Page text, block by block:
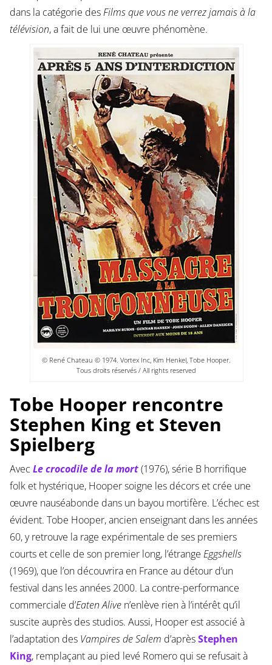
dans la catégorie desFilms que vous ne verrez jamais à la
télévision, a fait de lui une œuvre phénomène.
© René Chateau © 1974. Vortex Inc, Kim Henkel, Tobe Hooper.
Tous droits réservés / All rights reserved
Tobe Hooper rencontre
Stephen King et Steven
Spielberg
Avec Le crocodile de la mort(1976), série B horrifique
folk et hystérique, Hooper soigne les décors et crée une
œuvre nauséabonde dans un bayou mortifère. L’échec est
évident. Tobe Hooper, ancien enseignant dans les années
60, y retrouve la rage expérimentale de ses premiers
courts et celle de son premier long, l’étrange Eggshells
(1969), que l’on découvrira en France au détour d’un
festival dans les années 2000. La contre-performance
commerciale d’Eaten Alive n’enlève rien à l’intérêt qu’il
suscite auprès des studios. Aussi, Hooper est associé à
l’adaptation des Vampires de Salem d’aprèsStephen
King, remplaçant au pied levé Romero qui se refusait à